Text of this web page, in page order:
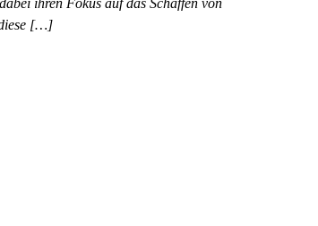
ihren Fokus auf das Schaffen von
diese […]